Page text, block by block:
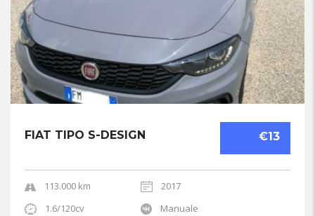
€13
FIAT TIPO S-DESIGN
113.000 km
2017
1.6/120cv
Manuale